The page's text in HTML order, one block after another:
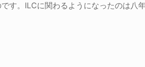
す。ILCに関わるようになったのは八